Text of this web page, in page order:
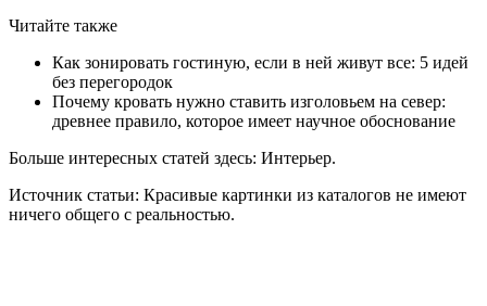
Читайте также
Как зонировать гостиную, если в ней живут все: 5 идей
без перегородок
Почему кровать нужно ставить изголовьем на север:
древнее правило, которое имеет научное обоснование
Больше интересных статей здесь: Интерьер.
Источник статьи: Красивые картинки из каталогов не имеют
ничего общего с реальностью.